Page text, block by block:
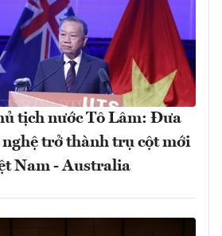
tịch nước Tô Lâm: Đưa
nghệ trở thành trụ cột mới
Nam - Australia